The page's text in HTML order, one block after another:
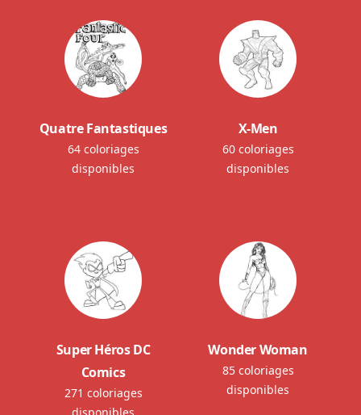
Quatre Fantastiques
64 coloriages
disponibles
X-Men
60 coloriages
disponibles
Super Héros DC
Comics
271 coloriages
Wonder Woman
85 coloriages
disponibles